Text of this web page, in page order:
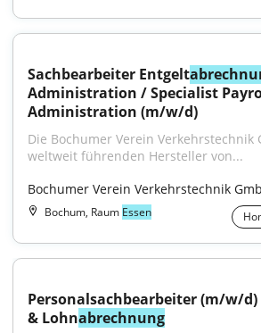
Sachbearbeiter Entgelt
Administration / Specialist
Administration (m/w/d)
Die Bochumer Verein Verkehrstechnik
weltweit führenden Hersteller von...
Bochumer Verein Verkehrstechnik
Bochum, Raum Essen
Personalsachbearbeiter (m/w/d)
& Lohnabrechnung